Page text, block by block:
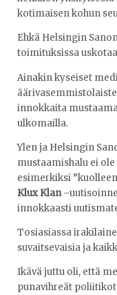
kotimaisen kohun
Ehkä Helsingin
toimituksissa
Ainakin kyseiset
innokkaita
ulkomailla.
Ylen ja Helsingin
mustaamishalu ei
esimerkiksi
Klux Klan
innokkaasti
Tosiasiassa
suvaitsevaisia ja
Ikävä juttu oli, että
punavihreät poliitikot